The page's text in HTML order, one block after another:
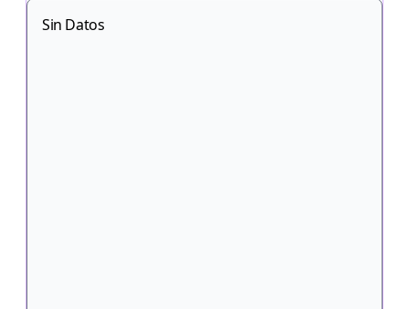
Sin Datos